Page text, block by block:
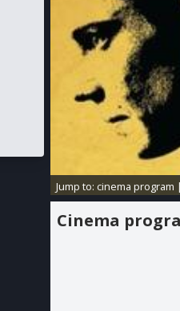
Jump to: cinema program |
Cinema